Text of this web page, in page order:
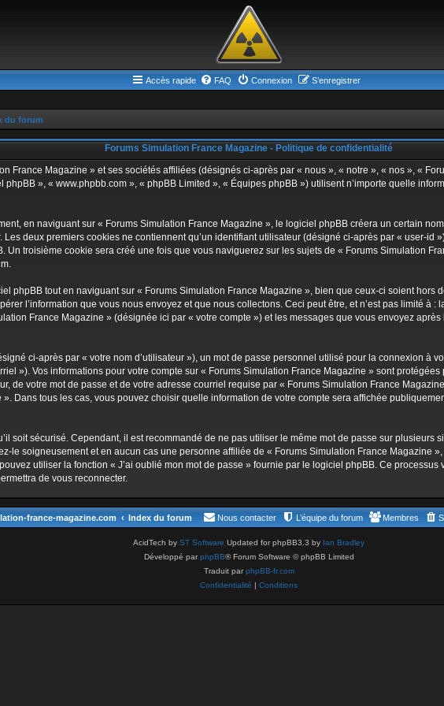
Accès rapide FAQ Connexion S’enregistrer
du forum
Forums Simulation France Magazine - Politique de confidentialité
France Magazine » et ses sociétés affiliées (désignés ci-après par « nous », « notre », « nos », «
», « www.phpbb.com », « phpBB Limited », « Équipes phpBB ») utilisent n’importe quelle
en naviguant sur « Forums Simulation France Magazine », le logiciel phpBB créera un certain
deux premiers cookies ne contiennent qu’un identifiant utilisateur (désigné ci-après par « user-
troisième cookie sera créé une fois que vous naviguerez sur les sujets de « Forums Simulation
phpBB tout en naviguant sur « Forums Simulation France Magazine », bien que ceux-ci soient
l’information que vous nous envoyez et que nous collectons. Ceci peut être, et n’est pas limité à
France Magazine » (désignée ici par « votre compte ») et les messages que vous envoyez
ci-après par « votre nom d’utilisateur »), un mot de passe personnel utilisé pour la connexion à
»). Vos informations pour votre compte sur « Forums Simulation France Magazine » sont
de votre mot de passe et de votre adresse courriel requise par « Forums Simulation France
Dans tous les cas, vous pouvez choisir quelle information de votre compte sera affichée
soit sécurisé. Cependant, il est recommandé de ne pas utiliser le même mot de passe sur plusieurs
le soigneusement et en aucun cas une personne affiliée de « Forums Simulation France Magazine
utiliser la fonction « J’ai oublié mon mot de passe » fournie par le logiciel phpBB. Ce
de vous reconnecter.
france-magazine.com Index du forum Membres
L’équipe du forum
Nous contacter
AcidTech by ST Software Updated for phpBB3.3 by Ian Bradley
Développé parphpBB® Forum Software © phpBB Limited
Traduit parphpBB-fr.com
Confidentialité | Conditions